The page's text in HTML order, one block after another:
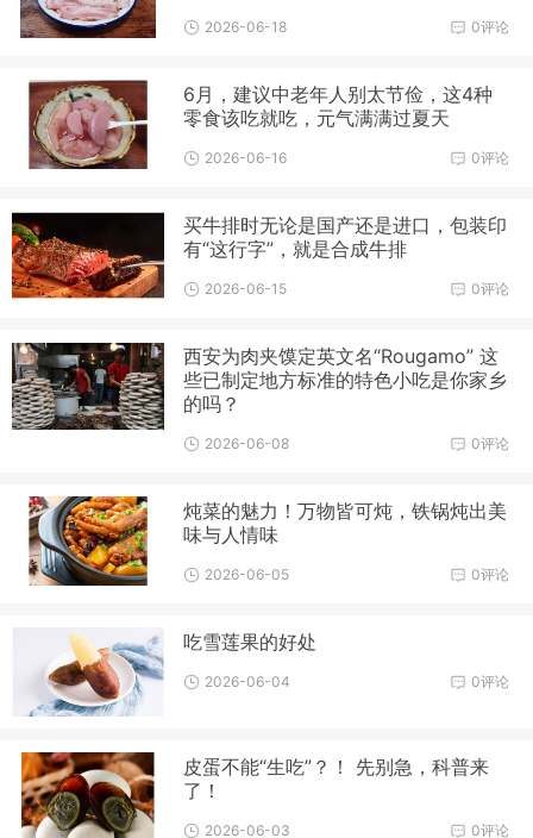
0评论
2026-06-18
6月，建议中老年人别太节俭，这4种
零食该吃就吃，元气满满过夏天
0评论
2026-06-16
买牛排时无论是国产还是进口，包装印
有“这行字”，就是合成牛排
0评论
2026-06-15
西安为肉夹馍定英文名“Rougamo” 这
些已制定地方标准的特色小吃是你家乡
的吗？
0评论
2026-06-08
炖菜的魅力！万物皆可炖，铁锅炖出美
味与人情味
0评论
2026-06-05
吃雪莲果的好处
0评论
2026-06-04
皮蛋不能“生吃”？！ 先别急，科普来
了！
0评论
2026-06-03